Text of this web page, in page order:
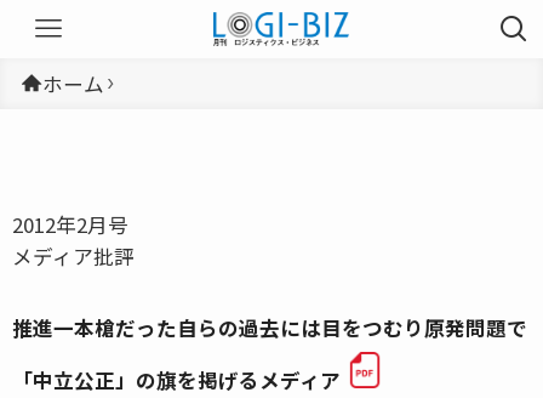
ホーム
2012年2月号
メディア批評
推進一本槍だった自らの過去には目をつむり原発問題で
「中立公正」の旗を掲げるメディア